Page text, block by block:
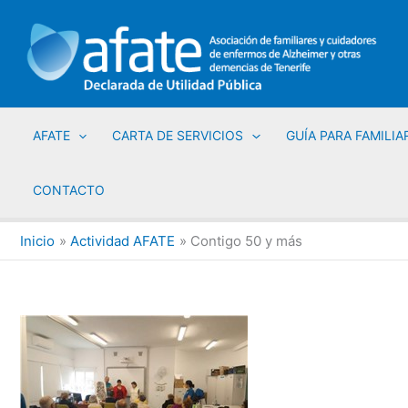
contenido
AFATE CARTA DE SERVICIOS GUÍA PARA
CONTACTO
Inicio Actividad AFATE Contigo 50 y más